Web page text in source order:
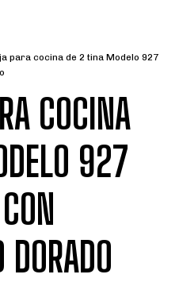
para cocina de 2 tina Modelo 927
COCINA
927